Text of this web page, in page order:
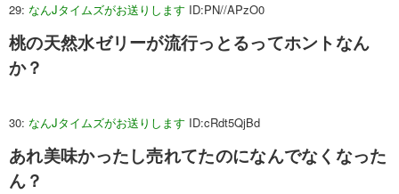
29: なんJタイムズがお送りします ID:PN//APzO0
桃の天然水ゼリーが流行っとるってホントなん
か？
30: なんJタイムズがお送りします ID:cRdt5QjBd
あれ美味かったし売れてたのになんでなくなった
ん？